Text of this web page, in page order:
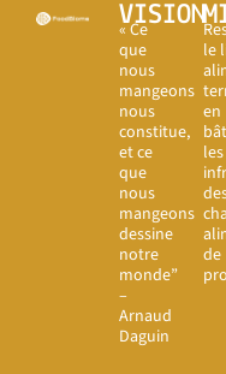
VISION
« Ce
que
nous
mangeons
nous
constitue,
et ce
que
nous
mangeons
dessine
notre
monde”
–
Arnaud
Daguin
le
en
les
de